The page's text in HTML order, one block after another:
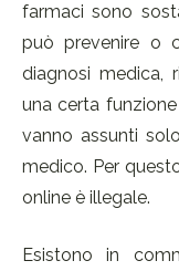
farmaci sono
può prevenire o
diagnosi medica,
una certa
vanno assunti
medico. Per
online è illegale.
Esistono in